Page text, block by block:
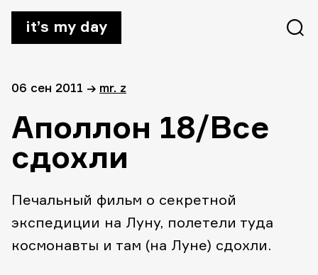
it’s my day
06 сен 2011 → mr. z
Аполлон 18/Все
сдохли
Печальный фильм о секретной
экспедиции на Луну, полетели туда
космонавты и там (на Луне) сдохли.